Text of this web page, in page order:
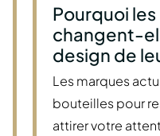
Pourquoi
changent-
design de
Les marques
bouteilles pour
attirer votre